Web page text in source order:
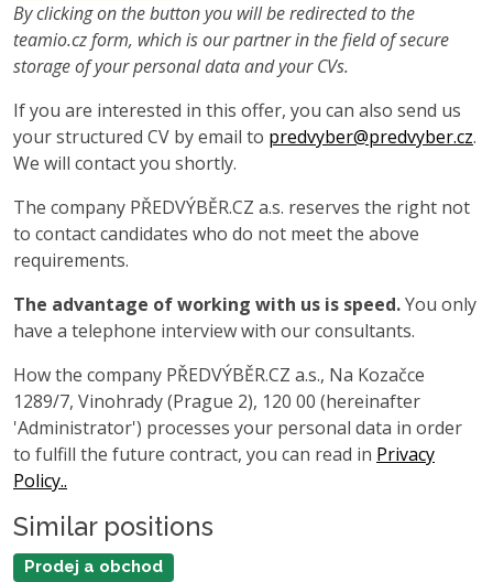
By clicking on the button you will be redirected to the
teamio.cz form, which is our partner in the field of secure
storage of your personal data and your CVs.
If you are interested in this offer, you can also send us
your structured CV by email to predvyber@predvyber.cz.
We will contact you shortly.
The company PŘEDVÝBĚR.CZ a.s. reserves the right not
to contact candidates who do not meet the above
requirements.
The advantage of working with us is speed.You only
have a telephone interview with our consultants.
How the company PŘEDVÝBĚR.CZ a.s., Na Kozačce
1289/7, Vinohrady (Prague 2), 120 00 (hereinafter
'Administrator') processes your personal data in order
to fulfill the future contract, you can read in Privacy
Policy..
Similar positions
Prodej a obchod